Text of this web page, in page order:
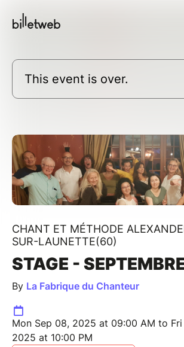
This event is over.
CHANT ET MÉTHODE
SUR-LAUNETTE(60)
STAGE -
By La Fabrique du Chanteur
Mon Sep 08, 2025 at 09:00 AM to Fri
2025 at 10:00 PM